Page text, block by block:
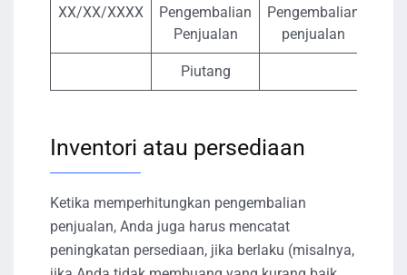
XX/XX/XXXX
Pengembalian
Penjualan
Pengembalian
penjualan
Piutang
Inventori atau persediaan
Ketika memperhitungkan pengembalian
penjualan, Anda juga harus mencatat
peningkatan persediaan, jika berlaku (misalnya,